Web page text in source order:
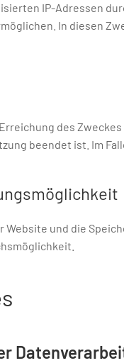
IP-Adressen
In diesen
des
beendet ist. Im
Website und die